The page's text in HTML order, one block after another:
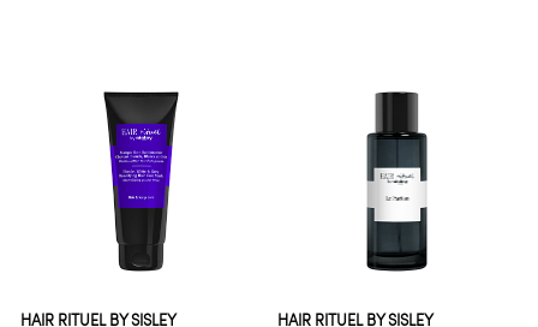
HAIR RITUEL BY SISLEY
HAIR RITUEL BY SISLEY